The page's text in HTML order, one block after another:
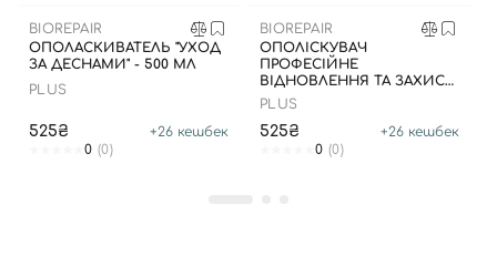
BIOREPAIR
ОПОЛАСКИВАТЕЛЬ "УХОД
ЗА ДЕСНАМИ" - 500 МЛ
PLUS
525₴ +26 кешбек
0 (0)
BIOREPAIR
ОПОЛІСКУВАЧ
ПРОФЕСІЙНЕ
ВІДНОВЛЕННЯ ТА ЗАХИСТ,
500 МЛ
PLUS
525₴ +26 кешбек
0 (0)
Регистрация